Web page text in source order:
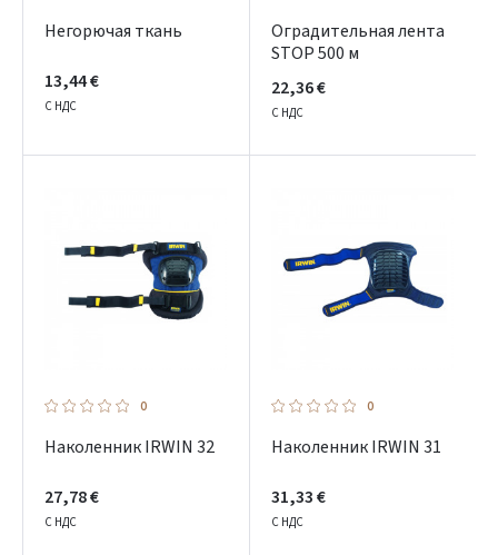
Негорючая ткань
13,44 €
С НДС
Оградительная лента
STOP 500 м
22,36 €
С НДС
0
Hаколенник IRWIN 32
27,78 €
С НДС
0
Hаколенник IRWIN 31
31,33 €
С НДС